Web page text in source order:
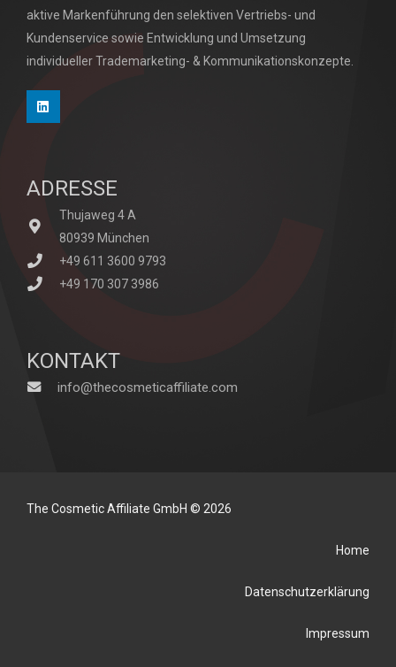
aktive Markenführung den selektiven Vertriebs- und
Kundenservice sowie Entwicklung und Umsetzung
individueller Trademarketing- & Kommunikationskonzepte.
ADRESSE
Thujaweg 4 A
80939 München
+49 611 3600 9793
+49 170 307 3986
KONTAKT
info@thecosmeticaffiliate.com
The Cosmetic Affiliate GmbH © 2026
Home
Datenschutzerklärung
Impressum